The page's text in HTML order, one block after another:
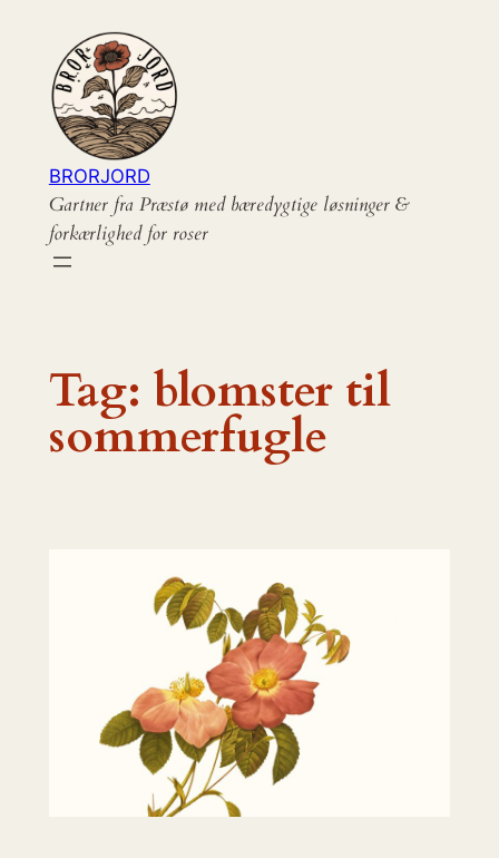
indhold
BRORJORD
Gartner fra Præstø med bæredygtige løsninger &
forkærlighed for roser
Tag: blomster til
sommerfugle